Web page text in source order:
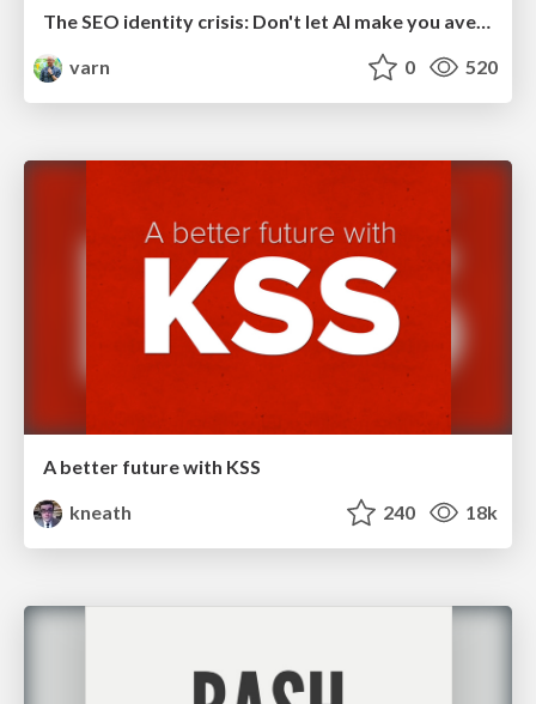
The SEO identity crisis: Don't let AI make you average
varn
0 520
A better future with KSS
kneath
240 18k